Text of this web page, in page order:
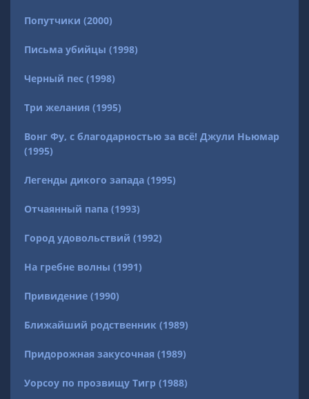
Попутчики (2000)
Письма убийцы (1998)
Черный пес (1998)
Три желания (1995)
Вонг Фу, с благодарностью за всё! Джули Ньюмар
(1995)
Легенды дикого запада (1995)
Отчаянный папа (1993)
Город удовольствий (1992)
На гребне волны (1991)
Привидение (1990)
Ближайший родственник (1989)
Придорожная закусочная (1989)
Уорсоу по прозвищу Тигр (1988)